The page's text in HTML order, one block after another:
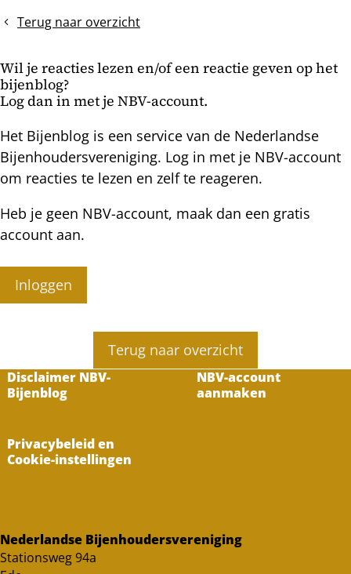
en Terug naar overzicht
Wil je reacties lezen en/of een reactie geven op het
bijenblog?
Log dan in met je NBV-account.
Het Bijenblog is een service van de Nederlandse
Bijenhoudersvereniging. Log in met je NBV-account
om reacties te lezen en zelf te reageren.
Heb je geen NBV-account, maak dan een gratis
account aan.
Inloggen
Terug naar overzicht
Disclaimer NBV-
Bijenblog
NBV-account
aanmaken
Privacybeleid en
Cookie-instellingen
Nederlandse Bijenhoudersvereniging
Stationsweg 94a